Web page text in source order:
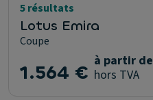
5 résultats
Lotus Emira
Coupe
1.564 € à partir de
hors TVA